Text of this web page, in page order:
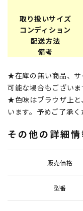
取り扱いサイズ
コンディション
配送方法
備考
★在庫の無い商品、サ
可能な場合もございま
★色味はブラウザ上と
います。予めご了承く
その他の詳細情
販売価格
型番